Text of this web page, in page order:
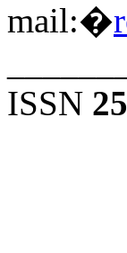
mail:�
ISSN